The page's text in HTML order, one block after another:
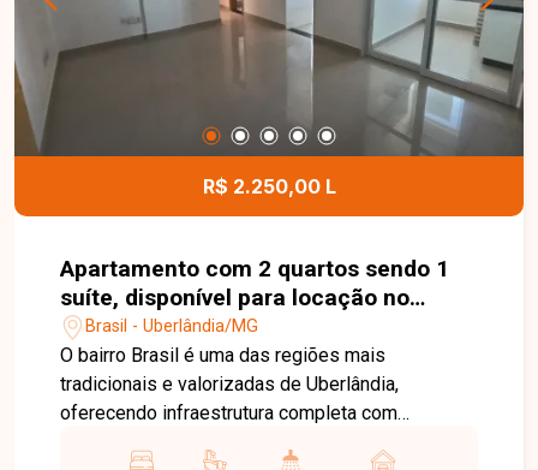
excelente oportunidade para quem busca morar
em uma localização privilegiada, com praticidade
e qualidade de vida. Entre em contato com a
Delta Imóveis e agende sua visita para conhecer
R$ 2.250,00 L
Apartamento com 2 quartos sendo 1
suíte, disponível para locação no
bairro Brasil em Uberlândia-MG
Brasil - Uberlândia/MG
O bairro Brasil é uma das regiões mais
tradicionais e valorizadas de Uberlândia,
oferecendo infraestrutura completa com